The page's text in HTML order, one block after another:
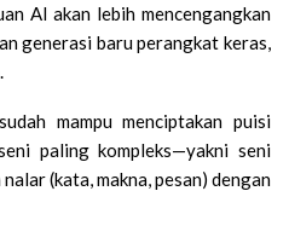
AI akan lebih mencengangkan
generasi baru perangkat keras,
mampu menciptakan puisi
paling kompleks—yakni seni
(kata, makna, pesan) dengan